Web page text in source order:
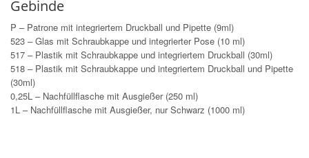
Gebinde
P – Patrone mit integriertem Druckball und Pipette (9ml)
523 – Glas mit Schraubkappe und integrierter Pose (10 ml)
517 – Plastik mit Schraubkappe und integriertem Druckball (30ml)
518 – Plastik mit Schraubkappe und integriertem Druckball und Pipette
(30ml)
0,25L – Nachfüllflasche mit Ausgießer (250 ml)
1L – Nachfüllflasche mit Ausgießer, nur Schwarz (1000 ml)